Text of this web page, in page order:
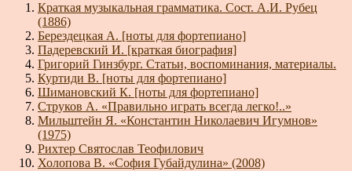
Краткая музыкальная грамматика. Сост. А.И. Рубец
(1886)
Берездецкая А. [ноты для фортепиано]
Падеревский И. [краткая биография]
Григорий Гинзбург. Статьи, воспоминания, материалы.
Куртиди В. [ноты для фортепиано]
Шимановский К. [ноты для фортепиано]
Струков А. «Правильно играть всегда легко!..»
Мильштейн Я. «Константин Николаевич Игумнов»
(1975)
Рихтер Святослав Теофилович
Холопова В. «София Губайдулина» (2008)